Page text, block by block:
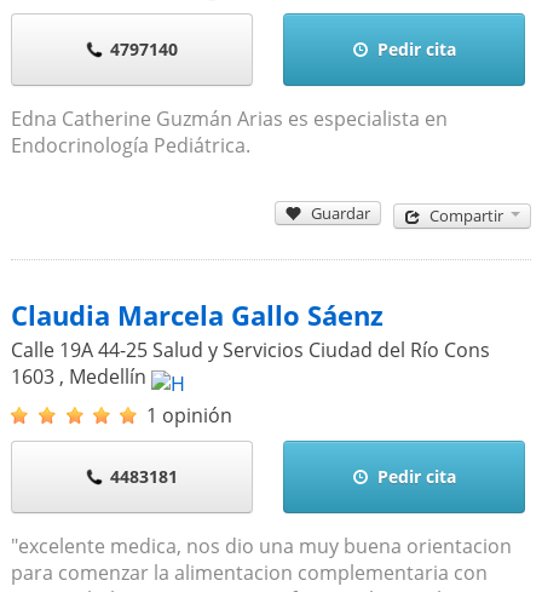
4797140 Pedir cita
Edna Catherine Guzmán Arias es especialista en
Endocrinología Pediátrica.
Guardar Compartir
Claudia Marcela Gallo Sáenz
Calle 19A 44-25 Salud y Servicios Ciudad del Río Cons
1603 , Medellín
1 opinión
4483181 Pedir cita
"excelente medica, nos dio una muy buena orientacion
para comenzar la alimentacion complementaria con